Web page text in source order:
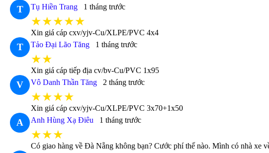
T Tụ Hiền Trang 1 tháng trước
★★★★★
Xin giá cáp cxv/yjv-Cu/XLPE/PVC 4x4
T Tảo Đại Lão Tăng 1 tháng trước
★★
Xin giá cáp tiếp địa cv/bv-Cu/PVC 1x95
V Vô Danh Thần Tăng 2 tháng trước
★★★★
Xin giá cáp cxv/yjv-Cu/XLPE/PVC 3x70+1x50
A Anh Hùng Xạ Điêu 1 tháng trước
★★★
Có giao hàng về Đà Nẵng không bạn? Cước phí thế nào. Mình có nhà xe